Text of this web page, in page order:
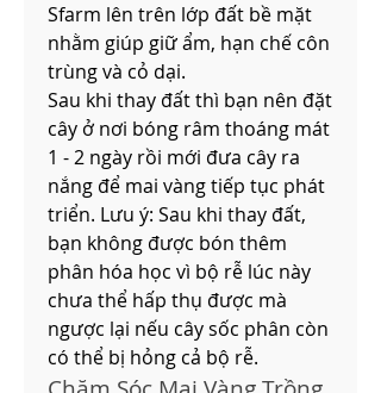
Sfarm lên trên lớp đất bề mặt
nhằm giúp giữ ẩm, hạn chế côn
trùng và cỏ dại.
Sau khi thay đất thì bạn nên đặt
cây ở nơi bóng râm thoáng mát
1 - 2 ngày rồi mới đưa cây ra
nắng để mai vàng tiếp tục phát
triển. Lưu ý: Sau khi thay đất,
bạn không được bón thêm
phân hóa học vì bộ rễ lúc này
chưa thể hấp thụ được mà
ngược lại nếu cây sốc phân còn
có thể bị hỏng cả bộ rễ.